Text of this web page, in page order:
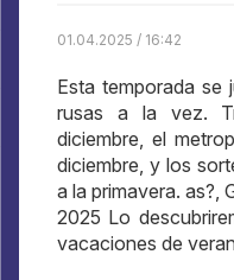
01.04.2025 / 16:42
Esta temporada se
rusas a la vez.
diciembre, el
diciembre, y los
a la primavera. as?,
2025 Lo
vacaciones de